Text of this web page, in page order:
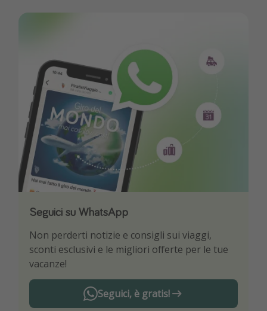
Seguici su WhatsApp
Non perderti notizie e consigli sui viaggi,
sconti esclusivi e le migliori offerte per le tue
vacanze!
Seguici, è gratis!
Scarica la nostra App
Sii il primo a conoscere le migliori offerte di
viaggio